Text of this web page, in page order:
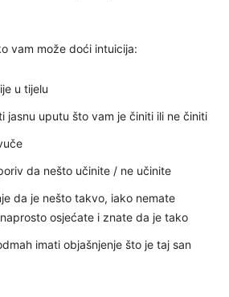
vam može doći intuicija:
u tijelu
jasnu uputu što vam je činiti ili ne činiti
da nešto učinite / ne učinite
da je nešto takvo, iako nemate
osjećate i znate da je tako
imati objašnjenje što je taj san